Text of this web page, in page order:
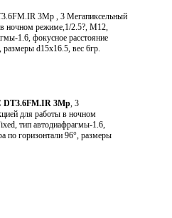
3Mp , 3 Мегапиксельный
ночном режиме,1/2.5?, M12,
1.6, фокусное расстояние
d15х16.5, вес 6гр.
DT3.6FM.IR 3Mp , 3
для работы в ночном
тип автодиафрагмы-1.6,
по горизонтали 96°, размеры